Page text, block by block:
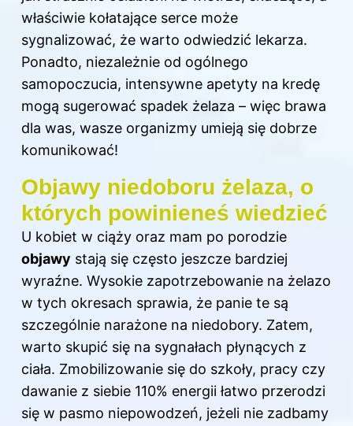
właściwie kołatające serce może
sygnalizować, że warto odwiedzić lekarza.
Ponadto, niezależnie od ogólnego
samopoczucia, intensywne apetyty na kredę
mogą sugerować spadek żelaza – więc brawa
dla was, wasze organizmy umieją się dobrze
komunikować!
Objawy niedoboru żelaza, o
których powinieneś wiedzieć
U kobiet w ciąży oraz mam po porodzie
objawy stają się często jeszcze bardziej
wyraźne. Wysokie zapotrzebowanie na żelazo
w tych okresach sprawia, że panie te są
szczególnie narażone na niedobory. Zatem,
warto skupić się na sygnałach płynących z
ciała. Zmobilizowanie się do szkoły, pracy czy
dawanie z siebie 110% energii łatwo przerodzi
się w pasmo niepowodzeń, jeżeli nie zadbamy